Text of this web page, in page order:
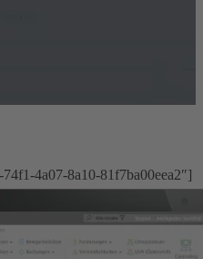
4a07-8a10-81f7ba00eea2″]